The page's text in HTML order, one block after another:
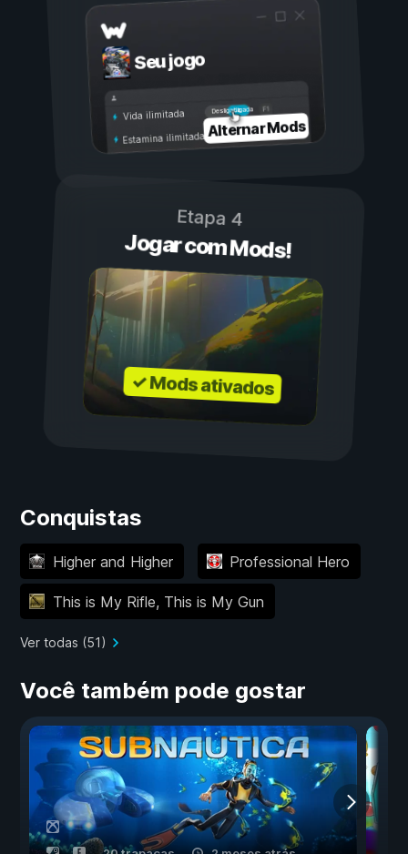
Seu jogo
Ligada
Desligada
Vida ilimitada
Estamina ilimitadaAlternar Mods
Etapa 4
Jogar com Mods!
✓ Mods ativados
Conquistas
Higher and Higher Professional Hero
This is My Rifle, This is My Gun
Ver todas (51)
Você também pode gostar